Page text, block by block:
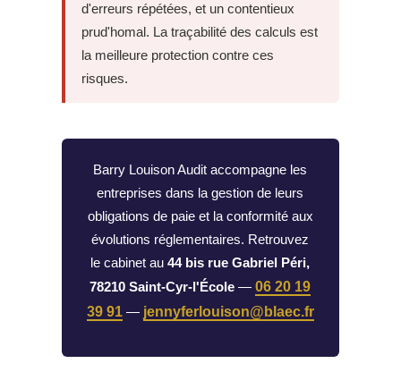
d'erreurs répétées, et un contentieux
prud'homal. La traçabilité des calculs est
la meilleure protection contre ces
risques.
Barry Louison Audit accompagne les
entreprises dans la gestion de leurs
obligations de paie et la conformité aux
évolutions réglementaires. Retrouvez
le cabinet au44 bis rue Gabriel Péri,
78210 Saint-Cyr-l'École —06 20 19
39 91— jennyferlouison@blaec.fr